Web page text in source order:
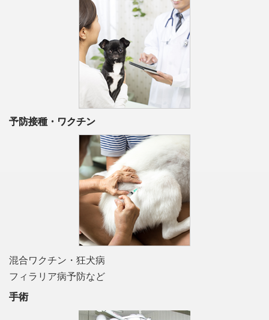
予防接種・ワクチン
混合ワクチン・狂犬病
フィラリア病予防など
手術